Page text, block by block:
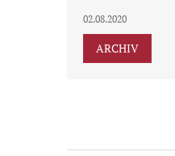
02.08.2020
ARCHIV